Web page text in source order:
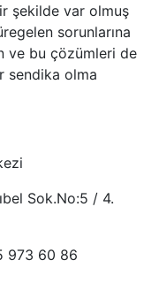
şekilde var olmuş
sorunlarına
ve bu çözümleri de
sendika olma
Sok.No:5 / 4.
973 60 86